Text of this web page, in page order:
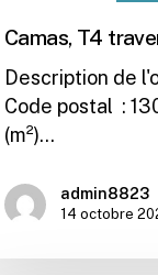
Camas, T4
Description de
Code postal :
(m²)…
admin8823
14 octobre